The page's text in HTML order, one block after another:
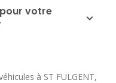
votre
à ST FULGENT,